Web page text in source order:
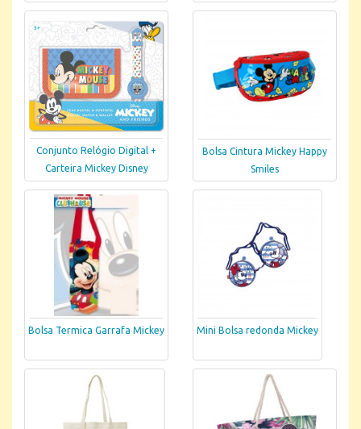
Conjunto Relógio Digital +
Carteira Mickey Disney
Bolsa Cintura Mickey Happy
Smiles
Bolsa Termica Garrafa Mickey Mini Bolsa redonda Mickey